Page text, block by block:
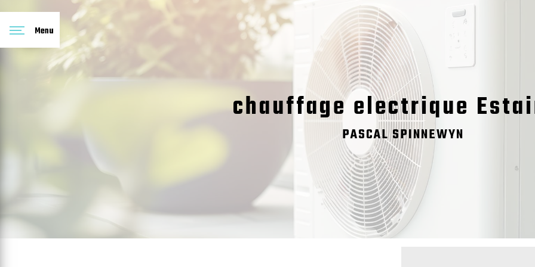
Menu
chauffage electrique
PASCAL SPINNEWYN
Panneau de gestion des cookies